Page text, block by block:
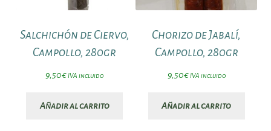
Salchichón de Ciervo,
Campollo, 280gr
9,50€IVA incluido
Añadir al carrito
Chorizo de Jabalí,
Campollo, 280gr
9,50€IVA incluido
Añadir al carrito